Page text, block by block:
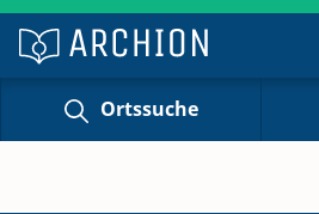
Ortssuche